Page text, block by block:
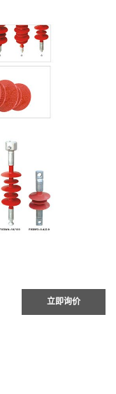
立即询价